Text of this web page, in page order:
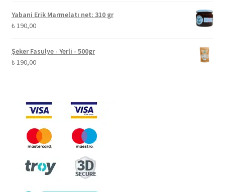
Yabani Erik Marmelatı net: 310 gr
₺190,00
Şeker Fasulye - Yerli - 500gr
₺190,00